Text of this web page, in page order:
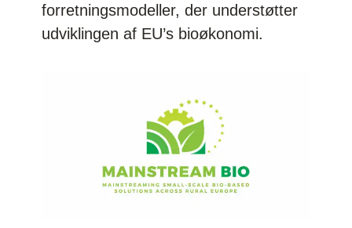
forretningsmodeller, der understøtter
udviklingen af EU’s bioøkonomi.